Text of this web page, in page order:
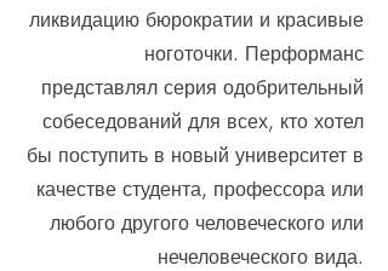
ликвидацию бюрократии и красивые
ноготочки. Перформанс
представлял серия одобрительный
собеседований для всех, кто хотел
бы поступить в новый университет в
качестве студента, профессора или
любого другого человеческого или
нечеловеческого вида.